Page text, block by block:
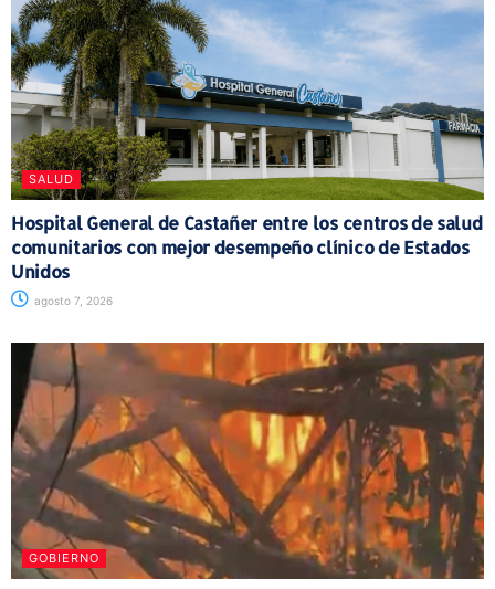
SALUD
Hospital General de Castañer entre los centros de salud
comunitarios con mejor desempeño clínico de Estados
Unidos
agosto 7, 2026
GOBIERNO